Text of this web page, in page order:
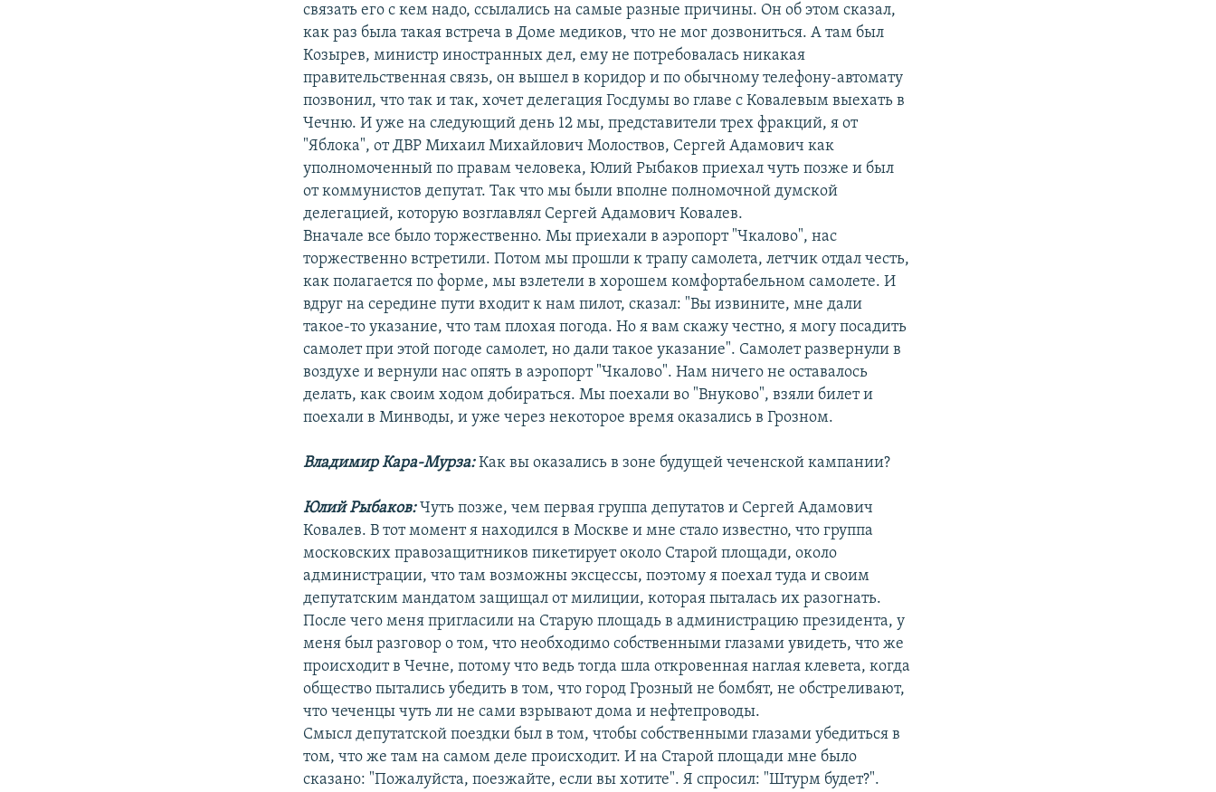
связать его с кем надо, ссылались на самые разные причины. Он об этом сказал,
как раз была такая встреча в Доме медиков, что не мог дозвониться. А там был
Козырев, министр иностранных дел, ему не потребовалась никакая
правительственная связь, он вышел в коридор и по обычному телефону-автомату
позвонил, что так и так, хочет делегация Госдумы во главе с Ковалевым выехать в
Чечню. И уже на следующий день 12 мы, представители трех фракций, я от
"Яблока", от ДВР Михаил Михайлович Молоствов, Сергей Адамович как
уполномоченный по правам человека, Юлий Рыбаков приехал чуть позже и был
от коммунистов депутат. Так что мы были вполне полномочной думской
делегацией, которую возглавлял Сергей Адамович Ковалев.
Вначале все было торжественно. Мы приехали в аэропорт "Чкалово", нас
торжественно встретили. Потом мы прошли к трапу самолета, летчик отдал честь,
как полагается по форме, мы взлетели в хорошем комфортабельном самолете. И
вдруг на середине пути входит к нам пилот, сказал: "Вы извините, мне дали
такое-то указание, что там плохая погода. Но я вам скажу честно, я могу посадить
самолет при этой погоде самолет, но дали такое указание". Самолет развернули в
воздухе и вернули нас опять в аэропорт "Чкалово". Нам ничего не оставалось
делать, как своим ходом добираться. Мы поехали во "Внуково", взяли билет и
поехали в Минводы, и уже через некоторое время оказались в Грозном.
Владимир Кара-Мурза:Как вы оказались в зоне будущей чеченской кампании?
Юлий Рыбаков:Чуть позже, чем первая группа депутатов и Сергей Адамович
Ковалев. В тот момент я находился в Москве и мне стало известно, что группа
московских правозащитников пикетирует около Старой площади, около
администрации, что там возможны эксцессы, поэтому я поехал туда и своим
депутатским мандатом защищал от милиции, которая пыталась их разогнать.
После чего меня пригласили на Старую площадь в администрацию президента, у
меня был разговор о том, что необходимо собственными глазами увидеть, что же
происходит в Чечне, потому что ведь тогда шла откровенная наглая клевета, когда
общество пытались убедить в том, что город Грозный не бомбят, не обстреливают,
что чеченцы чуть ли не сами взрывают дома и нефтепроводы.
Смысл депутатской поездки был в том, чтобы собственными глазами убедиться в
том, что же там на самом деле происходит. И на Старой площади мне было
сказано: "Пожалуйста, поезжайте, если вы хотите". Я спросил: "Штурм будет?".